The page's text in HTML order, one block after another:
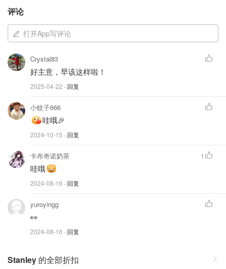
评论
打开App写评论
Crystal83
好主意，早该这样啦！
2025-04-22 · 回复
小蚊子666
哇哦🎉
2024-10-15 · 回复
卡布奇诺奶茶
哇哦
2024-08-16 · 回复
1
yuroyingg
👀
2024-08-16 · 回复
Stanley 的全部折扣